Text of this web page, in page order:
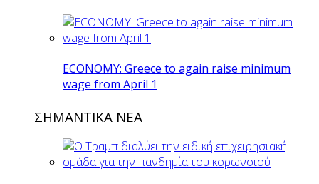
ECONOMY: Greece to again raise minimum
wage from April 1
ΣΗΜΑΝΤΙΚΑ ΝΕΑ